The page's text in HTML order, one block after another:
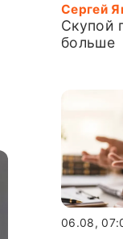
Сергей
Скупой
больше
06.08,